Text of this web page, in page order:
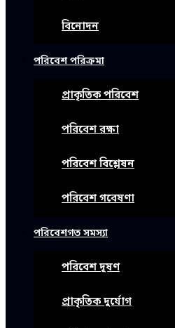
বিনোদন
পরিবেশ পরিক্রমা
প্রাকৃতিক পরিবেশ
পরিবেশ রক্ষা
পরিবেশ বিশ্লেষন
পরিবেশ গবেষণা
পরিবেশগত সমস্যা
পরিবেশ দূষণ
প্রাকৃতিক দুর্যোগ